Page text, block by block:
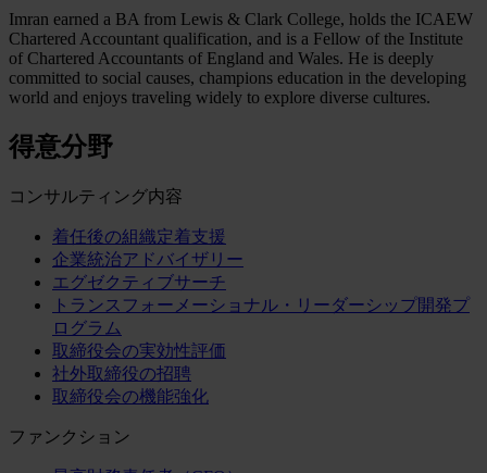
Imran earned a BA from Lewis & Clark College, holds the ICAEW
Chartered Accountant qualification, and is a Fellow of the Institute
of Chartered Accountants of England and Wales. He is deeply
committed to social causes, champions education in the developing
world and enjoys traveling widely to explore diverse cultures.
得意分野
コンサルティング内容
着任後の組織定着支援
企業統治アドバイザリー
エグゼクティブサーチ
トランスフォーメーショナル・リーダーシップ開発プ
ログラム
取締役会の実効性評価
社外取締役の招聘
取締役会の機能強化
ファンクション